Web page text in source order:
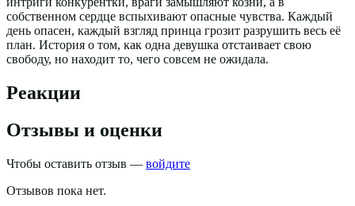
собственном сердце вспыхивают опасные чувства. Каждый
день опасен, каждый взгляд принца грозит разрушить весь её
план. История о том, как одна девушка отстаивает свою
свободу, но находит то, чего совсем не ожидала.
Реакции
Отзывы и оценки
Чтобы оставить отзыв — войдите
Отзывов пока нет.